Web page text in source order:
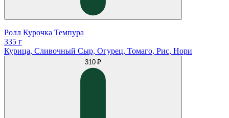
Ролл Курочка Темпура
335 г
Курица, Сливочный Сыр, Огурец, Томаго, Рис, Нори
310 ₽